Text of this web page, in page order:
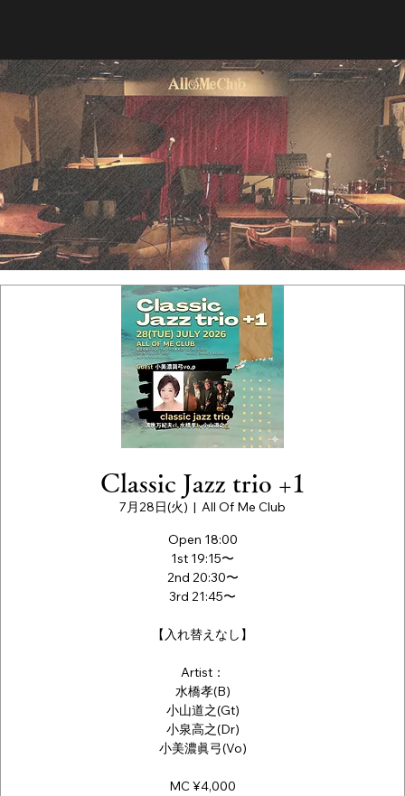
Classic Jazz trio +1
7月28日(火)
  |
All Of Me Club
Open 18:00
1st 19:15〜
2nd 20:30〜
3rd 21:45〜
【入れ替えなし】
Artist：
水橋孝(B)
小山道之(Gt)
小泉高之(Dr)
小美濃眞弓(Vo)
MC ¥4,000